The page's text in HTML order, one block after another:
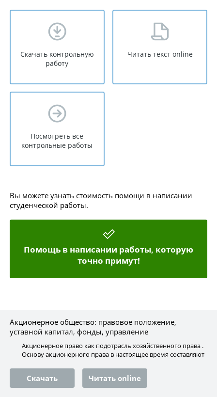
Скачать контрольную
работу
Читать текст online
Посмотреть все
контрольные работы
Вы можете узнать стоимость помощи в написании
студенческой работы.
Помощь в написании работы, которую
точно примут!
Акционерное общество: правовое положение,
уставной капитал, фонды, управление
Акционерное право как подотрасль хозяйственного права .
Основу акционерного права в настоящее время составляют
Скачать Читать online